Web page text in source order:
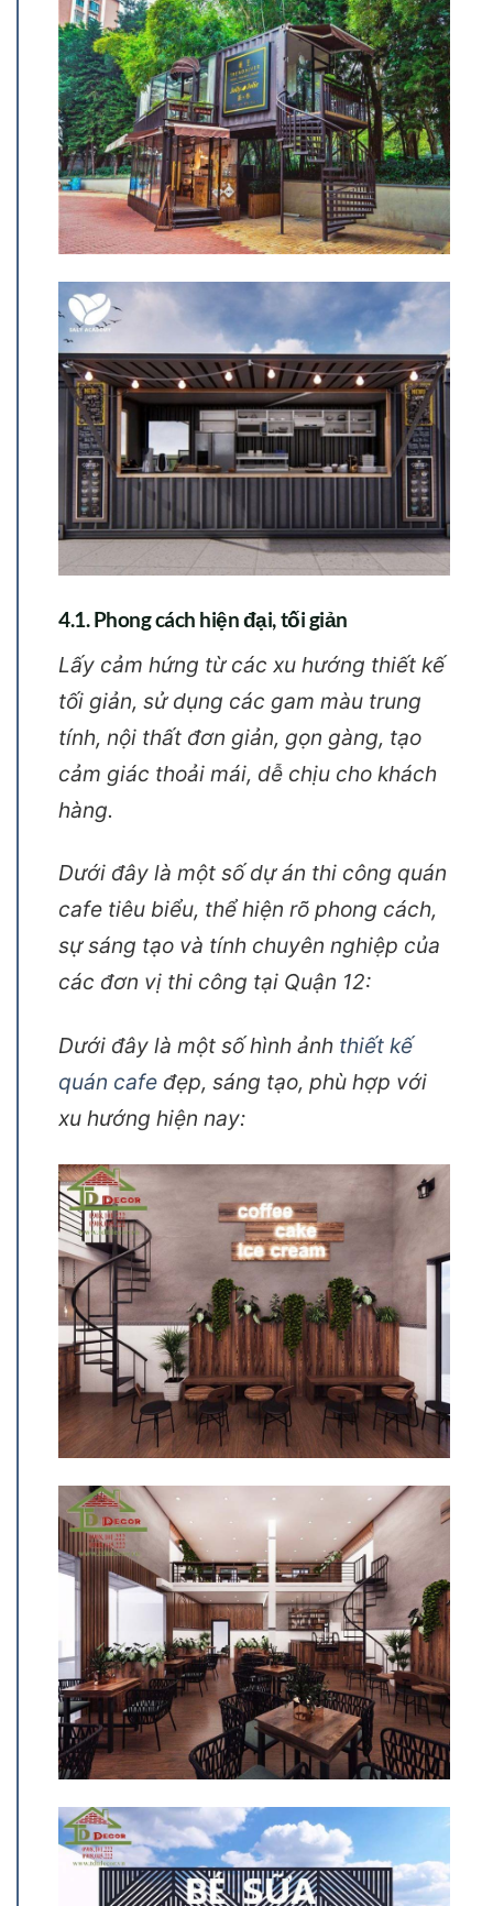
4.1. Phong cách hiện đại, tối giản
Lấy cảm hứng từ các xu hướng thiết kế
tối giản, sử dụng các gam màu trung
tính, nội thất đơn giản, gọn gàng, tạo
cảm giác thoải mái, dễ chịu cho khách
hàng.
Dưới đây là một số dự án thi công quán
cafe tiêu biểu, thể hiện rõ phong cách,
sự sáng tạo và tính chuyên nghiệp của
các đơn vị thi công tại Quận 12:
Dưới đây là một số hình ảnh thiết kế
quán cafe đẹp, sáng tạo, phù hợp với
xu hướng hiện nay: